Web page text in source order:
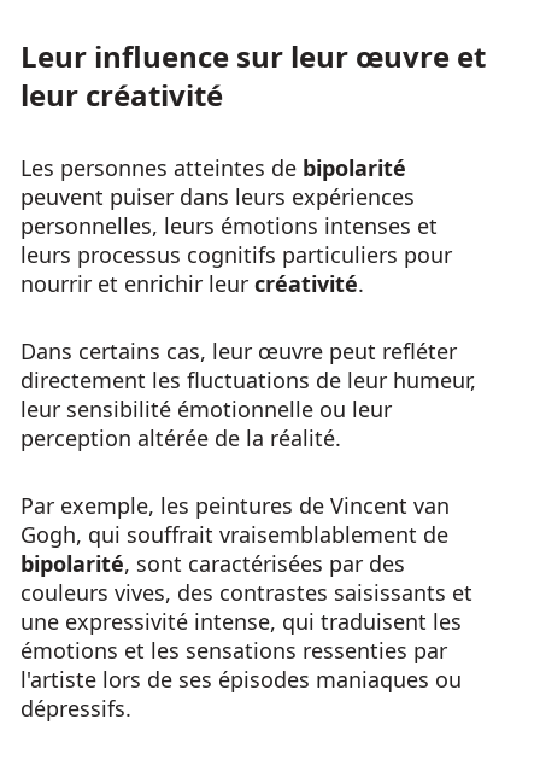
Leur influence sur leur œuvre et
leur créativité
Les personnes atteintes de bipolarité
peuvent puiser dans leurs expériences
personnelles, leurs émotions intenses et
leurs processus cognitifs particuliers pour
nourrir et enrichir leur créativité.
Dans certains cas, leur œuvre peut refléter
directement les fluctuations de leur humeur,
leur sensibilité émotionnelle ou leur
perception altérée de la réalité.
Par exemple, les peintures de Vincent van
Gogh, qui souffrait vraisemblablement de
bipolarité, sont caractérisées par des
couleurs vives, des contrastes saisissants et
une expressivité intense, qui traduisent les
émotions et les sensations ressenties par
l'artiste lors de ses épisodes maniaques ou
dépressifs.